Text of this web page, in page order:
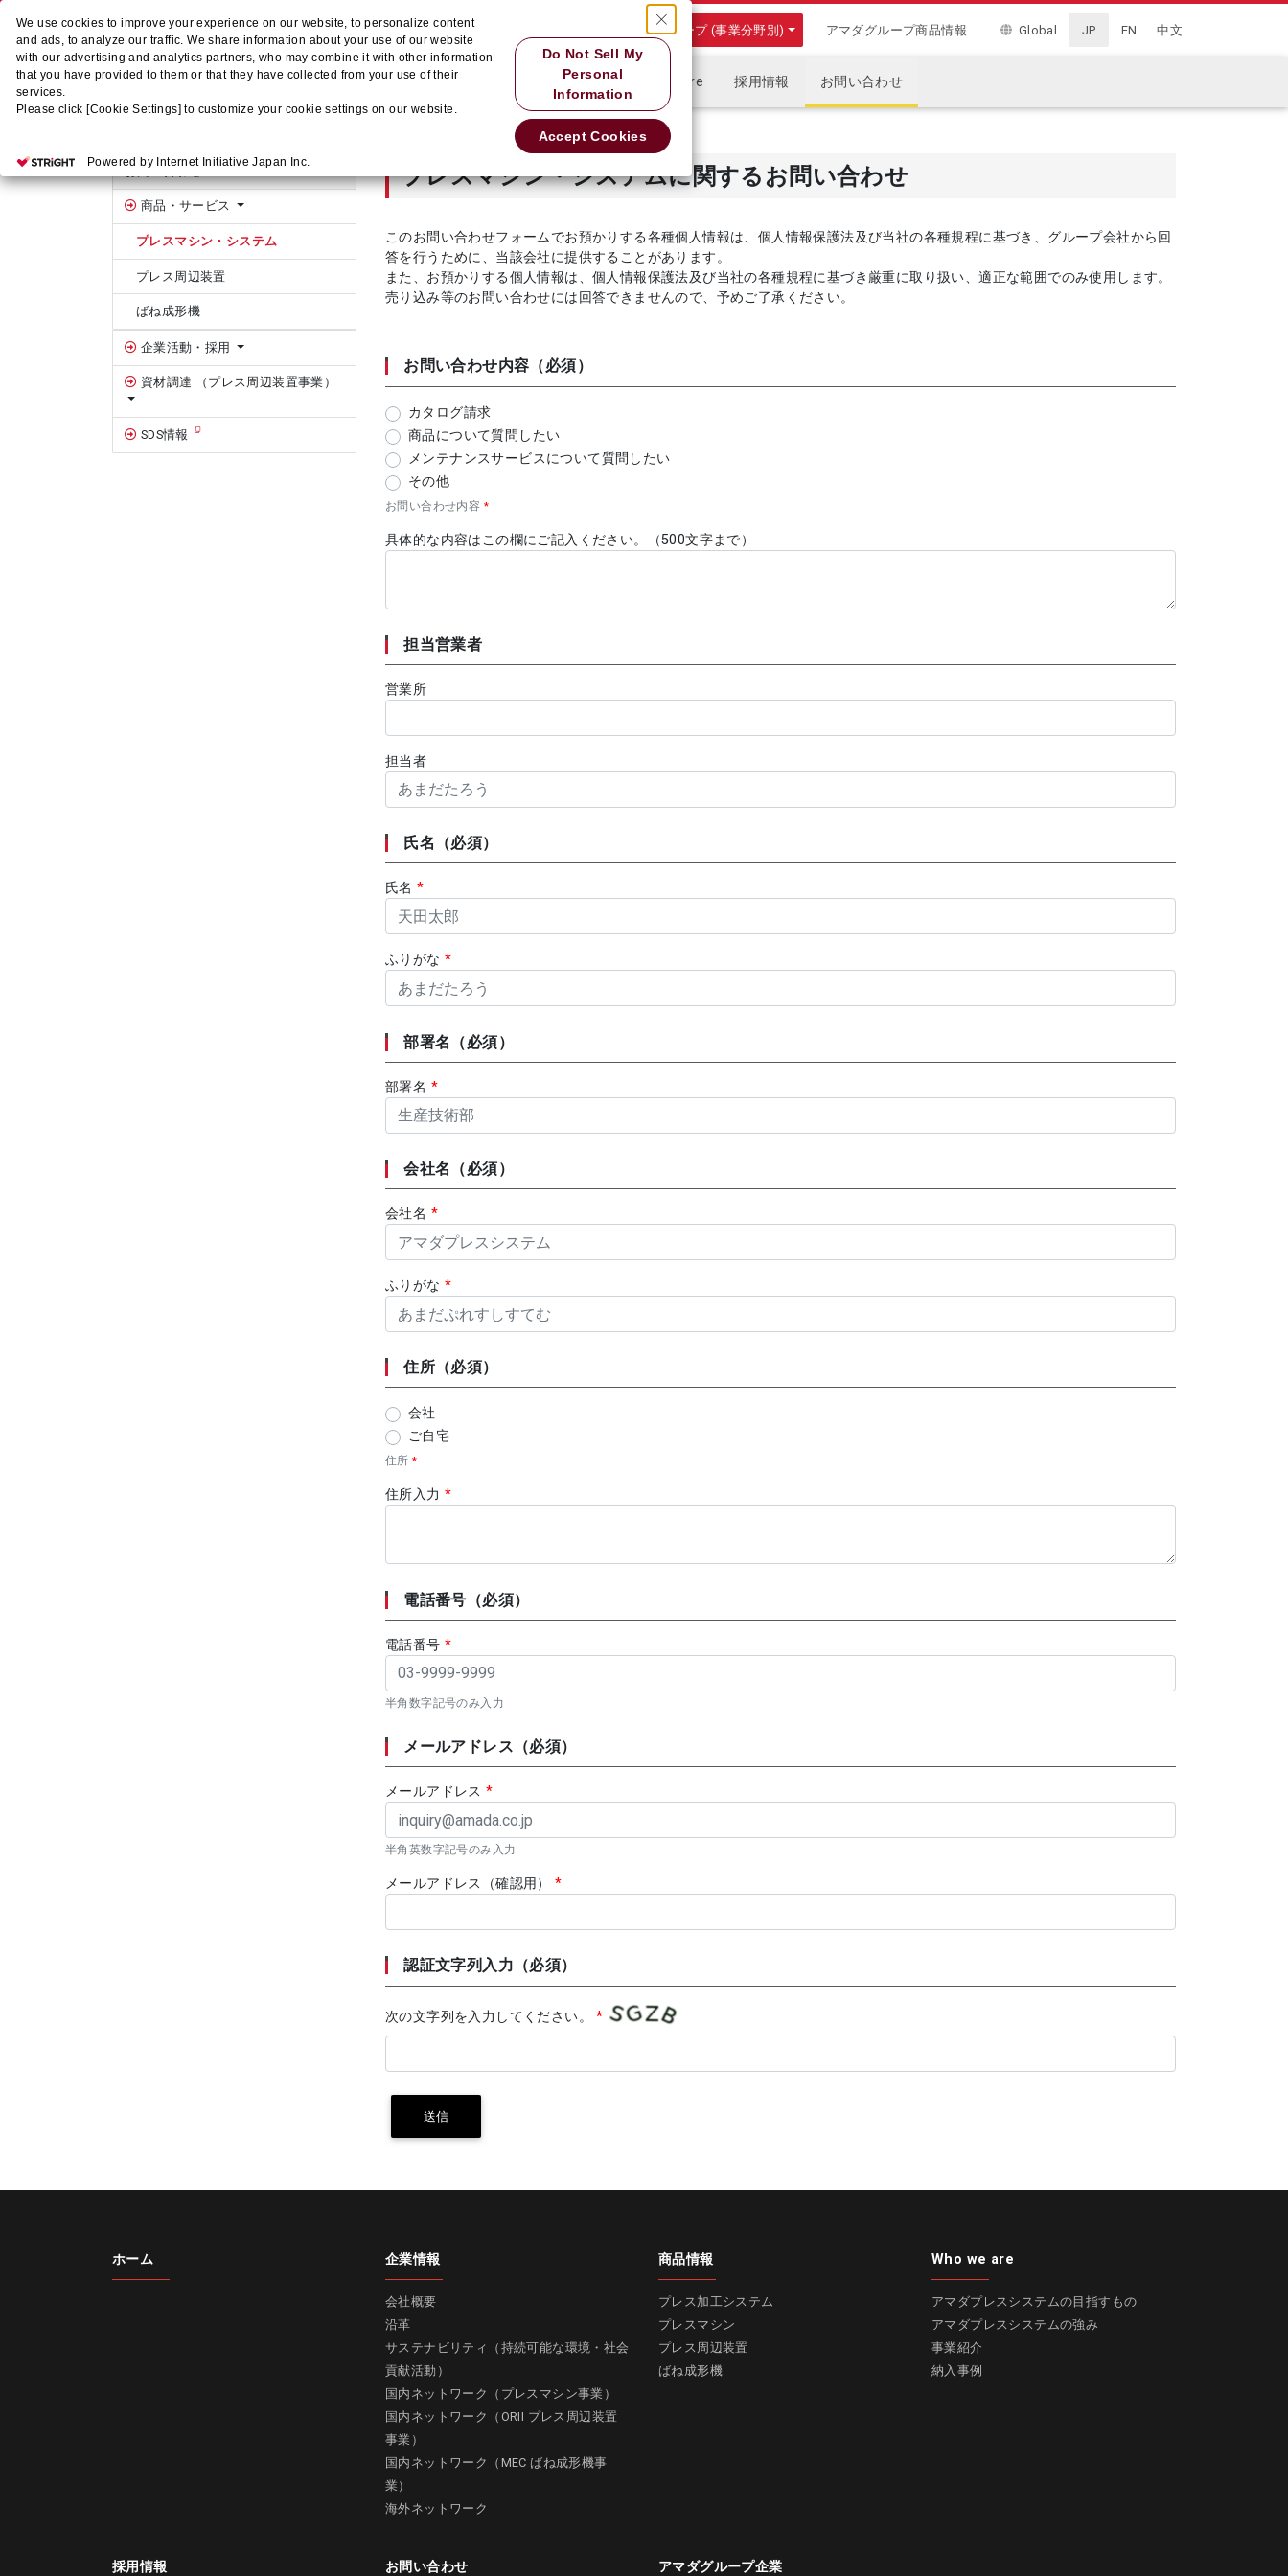
アマダグループ (事業分野別) アマダグループ商品情報 Global JP EN 中文
ホーム 商品情報 Who we are 採用情報 お問い合わせ
サイドバー
お問い合わせ
商品・サービス
プレスマシン・システム
プレス周辺装置
ばね成形機
企業活動・採用
資材調達 （プレス周辺装置事業）
SDS情報
プレスマシン・システムに関するお問い合わせ
このお問い合わせフォームでお預かりする各種個人情報は、個人情報保護法及び当社の各種規程に基づき、グループ会社から回
答を行うために、当該会社に提供することがあります。
また、お預かりする個人情報は、個人情報保護法及び当社の各種規程に基づき厳重に取り扱い、適正な範囲でのみ使用します。
売り込み等のお問い合わせには回答できませんので、予めご了承ください。
お問い合わせ内容（必須）
カタログ請求
商品について質問したい
メンテナンスサービスについて質問したい
その他
お問い合わせ内容 *
具体的な内容はこの欄にご記入ください。（500文字まで）
担当営業者
営業所
担当者
氏名（必須）
氏名*
ふりがな *
部署名（必須）
部署名 *
会社名（必須）
会社名 *
ふりがな *
住所（必須）
会社
ご自宅
住所*
住所入力 *
電話番号（必須）
電話番号 *
半角数字記号のみ入力
メールアドレス（必須）
メールアドレス*
半角英数字記号のみ入力
メールアドレス（確認用）*
認証文字列入力（必須）
次の文字列を入力してください。*
送信
ホーム 企業情報
会社概要
沿革
サステナビリティ（持続可能な環境・社会
貢献活動）
国内ネットワーク（プレスマシン事業）
国内ネットワーク（ORII プレス周辺装置
事業）
国内ネットワーク（MEC ばね成形機事
業）
海外ネットワーク
商品情報
プレス加工システム
プレスマシン
プレス周辺装置
ばね成形機
Who we are
アマダプレスシステムの目指すもの
アマダプレスシステムの強み
事業紹介
納入事例
採用情報 お問い合わせ アマダグループ企業
We use cookies to improve your experience on our website, to personalize content
and ads, to analyze our traffic. We share information about your use of our website
with our advertising and analytics partners, who may combine it with other information
that you have provided to them or that they have collected from your use of their
services.
Please click [Cookie Settings] to customize your cookie settings on our website.
Do Not Sell My
Personal
Information
Accept Cookies
Powered by Internet Initiative Japan Inc.